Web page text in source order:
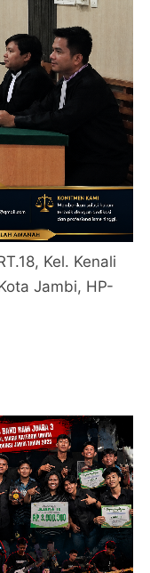
Kel. Kenali
Jambi, HP-